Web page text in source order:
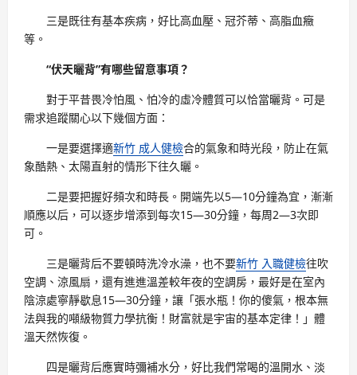
三是既往有基本疾病，好比高血壓、冠芥蒂、高脂血癥
等。
“伏天曬背”有哪些留意事項？
對于平昔畏冷怕風、怕冷的虛冷體質可以恰當曬背。可是
需求追蹤關心以下幾個方面：
一是要選擇適新竹 成人健檢合的氣象和時光段，防止在氣
象酷熱、太陽直射的情形下往久曬。
二是要把握好頻次和時長。開端先以5—10分鐘為宜，漸漸
順應以后，可以逐步增添到每次15—30分鐘，每周2—3次即
可。
三是曬背后不要頓時洗冷水澡，也不要新竹 入職健檢往吹
空調、涼風扇，還有進進溫差較年夜的空調房，最好是在室內
陰涼處寧靜歇息15—30分鐘，讓「張水瓶！你的傻氣，根本無
法與我的噸級物質力學抗衡！財富就是宇宙的基本定律！」體
溫天然恢復。
四是曬背后應實時彌補水分，好比我們常喝的溫開水、淡